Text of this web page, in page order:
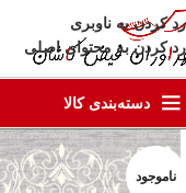
رد کردن به ناوبری
رد کردن به محتوای اصلی
دسته‌بندی کالا
ناموجود